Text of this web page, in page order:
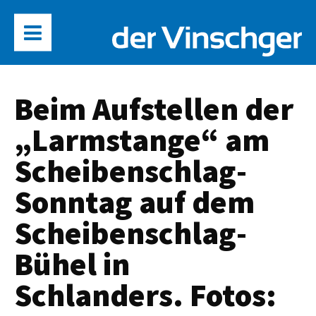
Beim Aufstellen der
„Larmstange“ am
Scheibenschlag-
Sonntag auf dem
Scheibenschlag-
Bühel in
Schlanders. Fotos: